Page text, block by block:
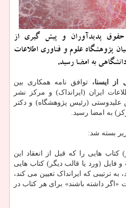
پدیدآوران و پیش گیری از
پژوهشگاه علوم و فناوری اطلاعات
به امضا رسید.
ایسنا، توافق نامه همکاری بین
ایران (ایرانداک) و مرکز نشر
(رئیس پژوهشگاه) و دکتر
به امضا رسید.
زیر بسته شد:
کتاب هایی را که قبل از انعقاد این
فایل (ورد یا قالب دیگر) کتاب هایی
به ترتیبی که ایرانداک تعیین می کند،
«اگر داشته باشند» برای هر کتاب در